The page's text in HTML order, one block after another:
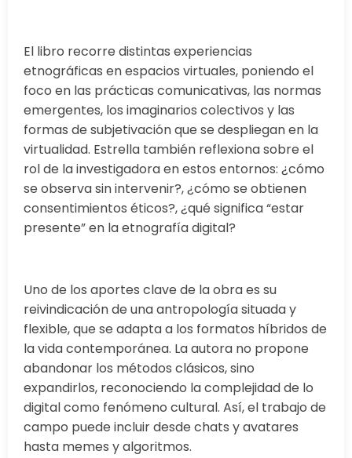
El libro recorre distintas experiencias
etnográficas en espacios virtuales, poniendo el
foco en las prácticas comunicativas, las normas
emergentes, los imaginarios colectivos y las
formas de subjetivación que se despliegan en la
virtualidad. Estrella también reflexiona sobre el
rol de la investigadora en estos entornos: ¿cómo
se observa sin intervenir?, ¿cómo se obtienen
consentimientos éticos?, ¿qué significa “estar
presente” en la etnografía digital?
Uno de los aportes clave de la obra es su
reivindicación de una antropología situada y
flexible, que se adapta a los formatos híbridos de
la vida contemporánea. La autora no propone
abandonar los métodos clásicos, sino
expandirlos, reconociendo la complejidad de lo
digital como fenómeno cultural. Así, el trabajo de
campo puede incluir desde chats y avatares
hasta memes y algoritmos.